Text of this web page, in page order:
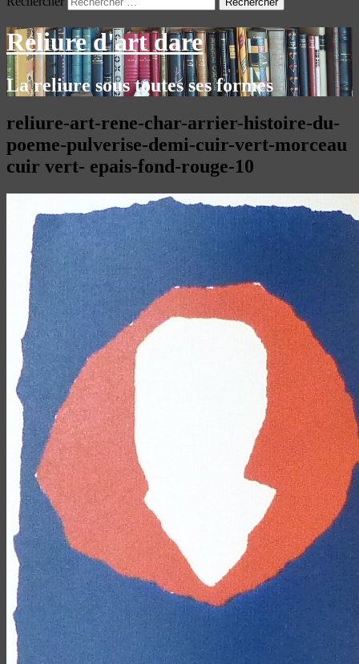
Reliure d'art dare
La reliure sous toutes ses formes
reliure-art-rene-char-arrier-histoire-du-
poeme-pulverise-demi-cuir-vert-morceau
cuir vert- epais-fond-rouge-10